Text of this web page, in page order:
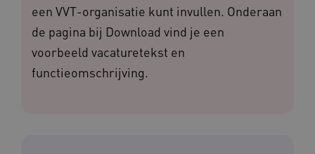
een VVT-organisatie kunt invullen. Onderaan
de pagina bij Download vind je een
voorbeeld vacaturetekst en
functieomschrijving.